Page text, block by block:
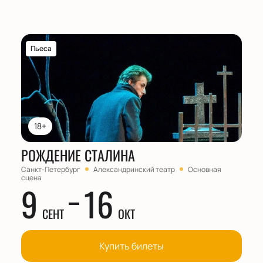
18+
Пьеса
РОЖДЕНИЕ СТАЛИНА
Санкт-Петербург Александринский театр
Основная
сцена
9 СЕНТ 16 ОКТ
Купить билеты